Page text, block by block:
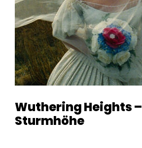
Wuthering Heights –
Sturmhöhe